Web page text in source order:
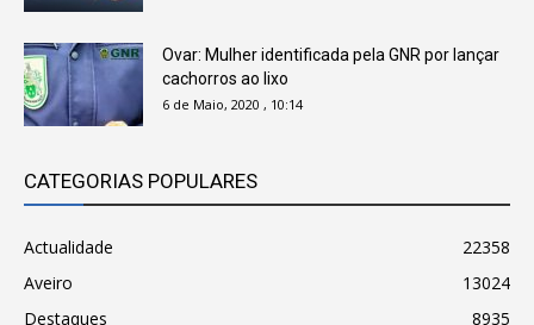
Ovar: Mulher identificada pela GNR por lançar
cachorros ao lixo
6 de Maio, 2020 , 10:14
CATEGORIAS POPULARES
Actualidade
22358
Aveiro
13024
Destaques
8935